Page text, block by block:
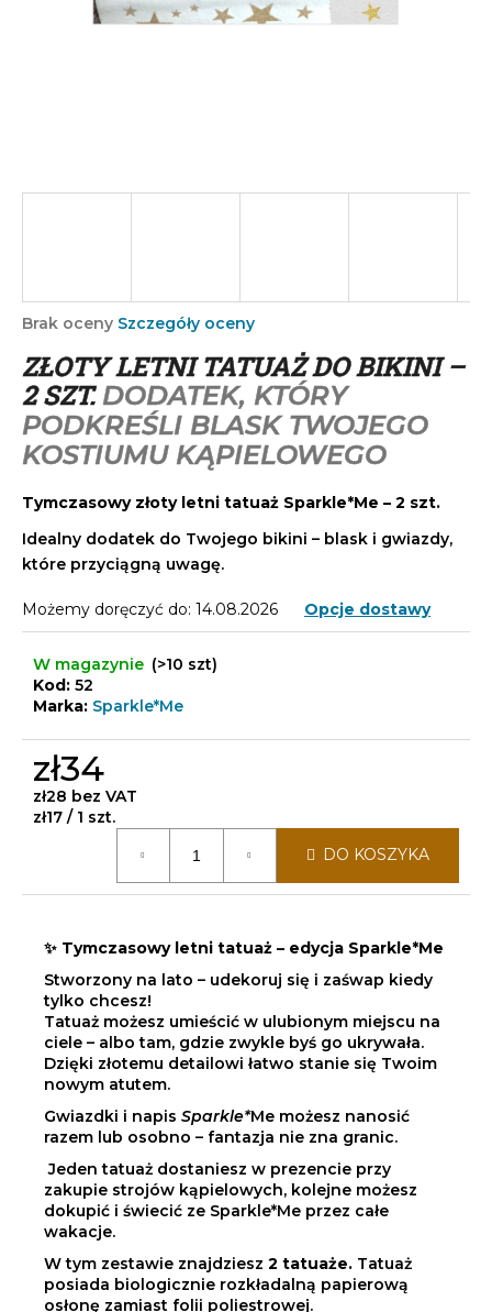
Średnia
produktu
wynosi
0,0
na
5
gwiazdek.
Brak oceny Szczegóły oceny
ZŁOTY LETNI TATUAŻ DO BIKINI –
2 SZT.DODATEK, KTÓRY
PODKREŚLI BLASK TWOJEGO
KOSTIUMU KĄPIELOWEGO
Tymczasowy złoty letni tatuaż Sparkle*Me – 2 szt.
Idealny dodatek do Twojego bikini – blask i gwiazdy,
które przyciągną uwagę.
Możemy doręczyć do: 14.08.2026 Opcje dostawy
W magazynie (>10 szt)
Kod: 52
Marka: Sparkle*Me
zł34
zł28 bez VAT
Cena
zł17 / 1 szt.
DO KOSZYKA
✨ Tymczasowy letni tatuaż – edycja Sparkle*Me
Stworzony na lato – udekoruj się i zaśwap kiedy
tylko chcesz!
Tatuaż możesz umieścić w ulubionym miejscu na
ciele – albo tam, gdzie zwykle byś go ukrywała.
Dzięki złotemu detailowi łatwo stanie się Twoim
nowym atutem.
Gwiazdki i napis Sparkle*Me możesz nanosić
razem lub osobno – fantazja nie zna granic.
Jeden tatuaż dostaniesz w prezencie przy
zakupie strojów kąpielowych, kolejne możesz
dokupić i świecić ze Sparkle*Me przez całe
wakacje.
W tym zestawie znajdziesz 2 tatuaże. Tatuaż
posiada biologicznie rozkładalną papierową
osłonę zamiast folii poliestrowej.
a
m
y